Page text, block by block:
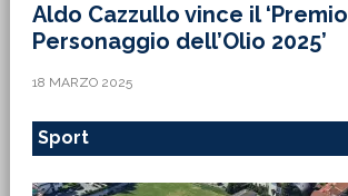
Aldo Cazzullo vince il ‘Premio
Personaggio dell’Olio 2025’
18 MARZO 2025
Sport